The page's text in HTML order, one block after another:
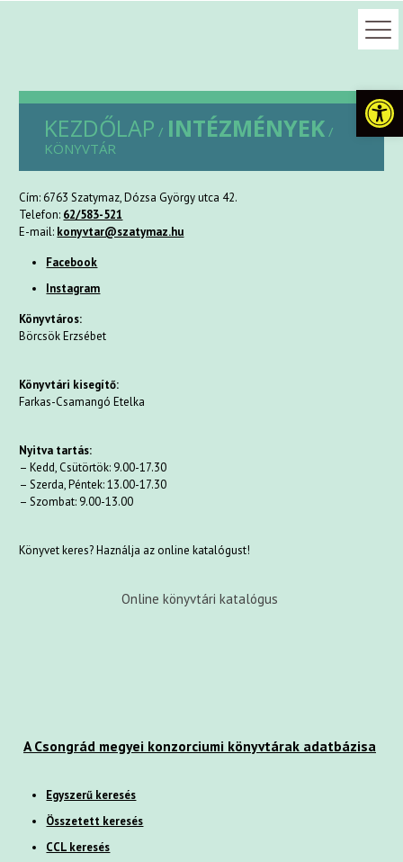
KEZDŐLAP / INTÉZMÉNYEK /
KÖNYVTÁR
Cím: 6763 Szatymaz, Dózsa György utca 42.
Telefon: 62/583-521
E-mail: konyvtar@szatymaz.hu
Facebook
Instagram
Könyvtáros:
Börcsök Erzsébet
Könyvtári kisegítő:
Farkas-Csamangó Etelka
Nyitva tartás:
– Kedd, Csütörtök: 9.00-17.30
– Szerda, Péntek: 13.00-17.30
– Szombat: 9.00-13.00
Könyvet keres? Haználja az online katalógust!
Online könyvtári katalógus
A Csongrád megyei konzorciumi könyvtárak adatbázisa
Egyszerű keresés
Összetett keresés
CCL keresés